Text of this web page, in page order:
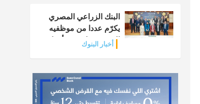
البنك الزراعي المصري
يكرّم عددا من موظفيه
المتميزين لتحقيق أرقام
استثنائية في القروض
أخبار البنوك